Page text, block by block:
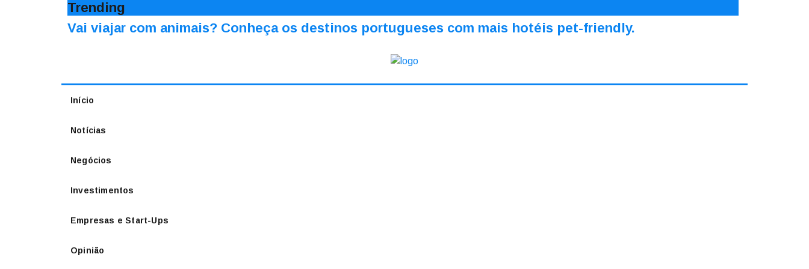
Trending
Vai viajar com animais? Conheça os destinos portugueses com mais hotéis pet-friendly.
Início
Notícias
Negócios
Investimentos
Empresas e Start-Ups
Opinião